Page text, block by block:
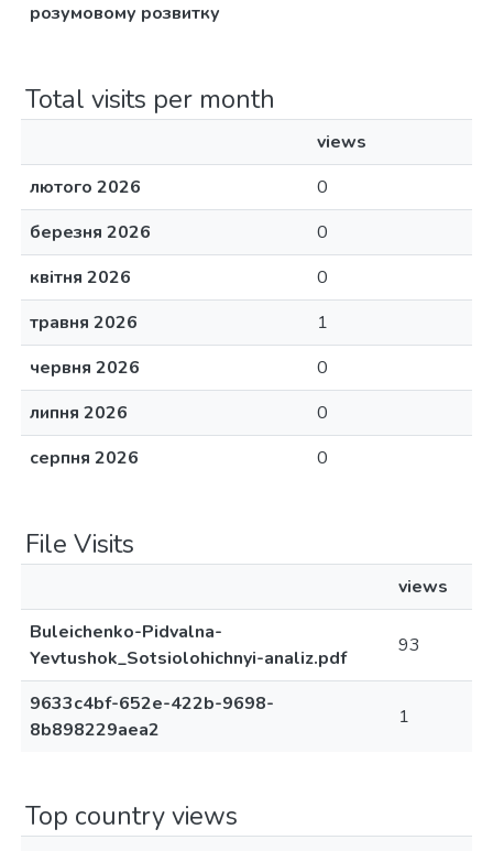
розумовому розвитку
Total visits per month
views
лютого 2026
0
березня 2026
0
квітня 2026
0
травня 2026
1
червня 2026
0
липня 2026
0
серпня 2026
0
File Visits
views
Buleichenko-Pidvalna-
Yevtushok_Sotsiolohichnyi-analiz.pdf
93
9633c4bf-652e-422b-9698-
8b898229aea2
1
Top country views